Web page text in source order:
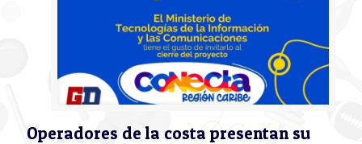
Operadores de la costa presentan su